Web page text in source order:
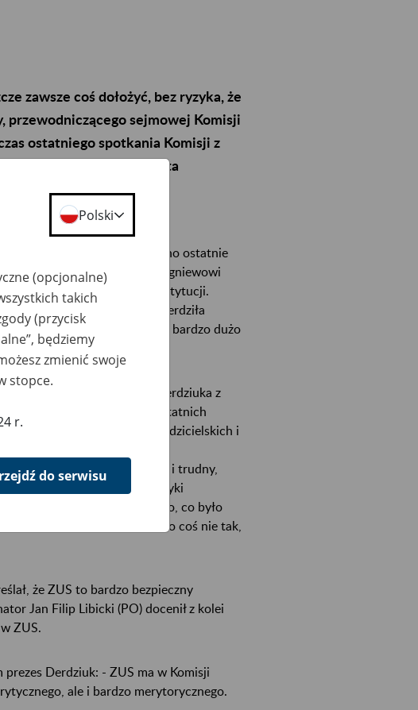
zawsze coś dołożyć, bez ryzyka, że
przewodniczącego sejmowej Komisji
ostatniego spotkania Komisji z
podsumowują ostatnie lata
Społecznej i Rodziny z
Derdziukiem, podsumowano ostatnie
podziękowali Zbigniewowi
w unowocześnienie tej instytucji.
je dostrzegać - stwierdziła
- Zadań przed ZUS-em było bardzo dużo
prezesa Zbigniewa Derdziuka z
z jaką zmierzył się ZUS w ostatnich
wprowadzenie urlopów rodzicielskich i
to okres bardzo newralgiczny i trudny,
wiceminister pracy i polityki
Bucior, i dodał: - Wszystko, co było
Gdyby po stronie ZUS było coś nie tak,
że ZUS to bardzo bezpieczny
Jan Filip Libicki (PO) docenił z kolei
ZUS.
Derdziuk: - ZUS ma w Komisji
ale i bardzo merytorycznego.
Polski
(opcjonalne)
takich
(przycisk
będziemy
zmienić swoje
stopce.
r.
do serwisu